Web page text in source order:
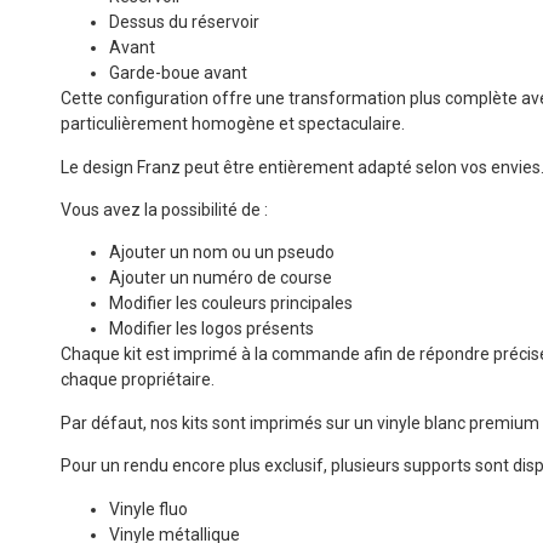
Dessus du réservoir
Avant
Garde-boue avant
Cette configuration offre une transformation plus complète
particulièrement homogène et spectaculaire.
Le design Franz peut être entièrement adapté selon vos envies.
Vous avez la possibilité de :
Ajouter un nom ou un pseudo
Ajouter un numéro de course
Modifier les couleurs principales
Modifier les logos présents
Chaque kit est imprimé à la commande afin de répondre
chaque propriétaire.
Par défaut, nos kits sont imprimés sur un vinyle blanc
Pour un rendu encore plus exclusif, plusieurs supports sont
Vinyle fluo
Vinyle métallique